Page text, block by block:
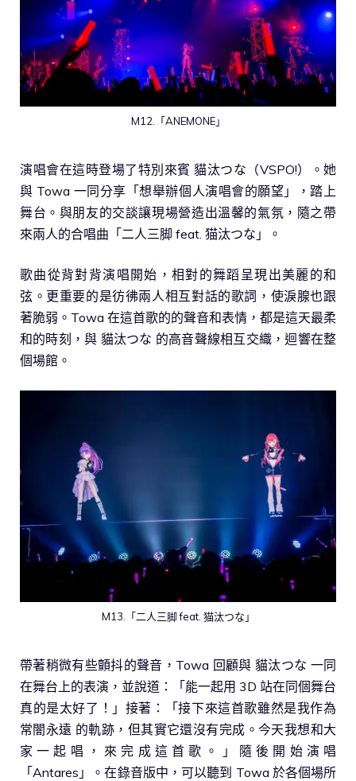
M12.「ANEMONE」
演唱會在這時登場了特別來賓 貓汰つな（VSPO!）。她
與 Towa 一同分享「想舉辦個人演唱會的願望」，踏上
舞台。與朋友的交談讓現場營造出溫馨的氣氛，隨之帶
來兩人的合唱曲「二人三脚 feat. 猫汰つな」。
歌曲從背對背演唱開始，相對的舞蹈呈現出美麗的和
弦。更重要的是彷彿兩人相互對話的歌詞，使淚腺也跟
著脆弱。Towa 在這首歌的的聲音和表情，都是這天最柔
和的時刻，與 貓汰つな 的高音聲線相互交織，迴響在整
個場館。
M13.「二人三脚 feat. 猫汰つな」
帶著稍微有些顫抖的聲音，Towa 回顧與 貓汰つな 一同
在舞台上的表演，並說道：「能一起用 3D 站在同個舞台
真的是太好了！」接著：「接下來這首歌雖然是我作為
常闇永遠 的軌跡，但其實它還沒有完成。今天我想和大
家一起唱，來完成這首歌。」隨後開始演唱
「Antares」。在錄音版中，可以聽到 Towa 於各個場所